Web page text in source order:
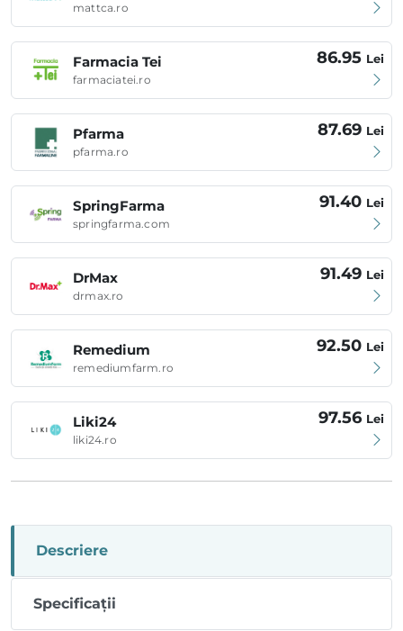
mattca.ro
Farmacia Tei
farmaciatei.ro
86.95 Lei
Pfarma
pfarma.ro
87.69 Lei
SpringFarma
springfarma.com
91.40 Lei
DrMax
drmax.ro
91.49 Lei
Remedium
remediumfarm.ro
92.50 Lei
Liki24
liki24.ro
97.56 Lei
Descriere
Specificații